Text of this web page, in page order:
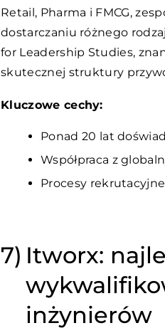
Retail, Pharma i FMCG,
dostarczaniu różnego
for Leadership Studies,
skutecznej struktury
Kluczowe cechy:
Ponad 20 lat
Współpraca z
Procesy
Itworx:
inżynierów